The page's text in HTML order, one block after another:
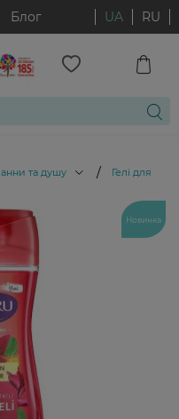
Блог UA RU
та душу / Гелі для душу
Новинка